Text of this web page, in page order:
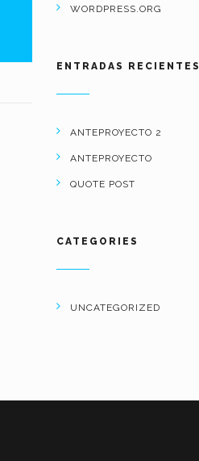
WORDPRESS.ORG
ENTRADAS RECIENTES
ANTEPROYECTO 2
ANTEPROYECTO
QUOTE POST
CATEGORIES
UNCATEGORIZED